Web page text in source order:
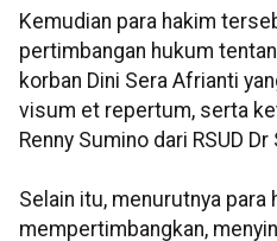
Kemudian para hakim
pertimbangan hukum
korban Dini Sera Afrianti
visum et repertum, serta
Renny Sumino dari RSUD
Selain itu, menurutnya para
mempertimbangkan,